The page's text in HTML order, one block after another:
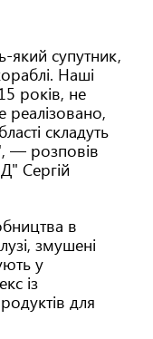
який супутник,
Наші
років, не
складуть
— розповів
Сергій
в
змушені
у
із
для